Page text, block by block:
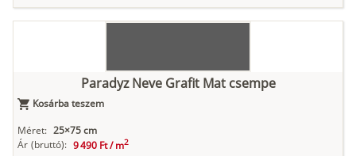
Paradyz Neve Grafit Mat csempe
Kosárba teszem
Méret: 25×75 cm
Ár (bruttó): 9 490 Ft /m2